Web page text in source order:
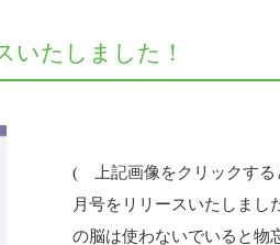
いたしました！
( 上記画像をクリックする
月号をリリースいたしまし
の脳は使わないでいると物